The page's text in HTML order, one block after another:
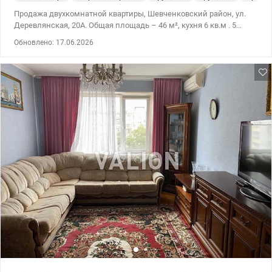
Продажа двухкомнатной квартиры, Шевченковский район, ул.
Деревлянская, 20А. Общая площадь – 46 м², кухня 6 кв.м . 5
Качественный ремонт, квартира готова к заселению. Развитая
необходимое для комфортной жизни. До метро 700м. Цена
70000у.е. 0509051192 Алена Valion.ua/115231
Обновлено: 17.06.2026